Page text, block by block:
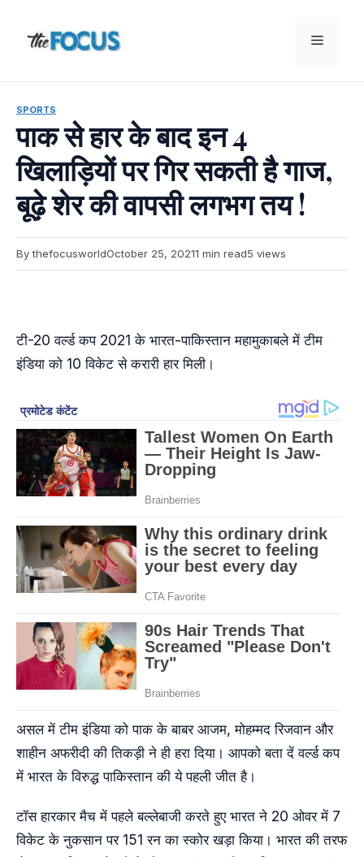
content
Menu
SPORTS
पाक से हार के बाद इन 4
खिलाड़ियों पर गिर सकती है गाज,
बूढ़े शेर की वापसी लगभग तय !
By thefocusworldOctober 25, 20211 min read5 views
टी-20 वर्ल्ड कप 2021 के भारत-पाकिस्तान महामुकाबले में टीम
इंडिया को 10 विकेट से करारी हार मिली।
असल में टीम इंडिया को पाक के बाबर आजम, मोहम्मद रिजवान और
शाहीन अफरीदी की तिकड़ी ने ही हरा दिया। आपको बता दें वर्ल्ड कप
में भारत के विरुद्ध पाकिस्तान की ये पहली जीत है।
टॉस हारकार मैच में पहले बल्लेबाजी करते हुए भारत ने 20 ओवर में 7
विकेट के नुकसान पर 151 रन का स्कोर खड़ा किया। भारत की तरफ